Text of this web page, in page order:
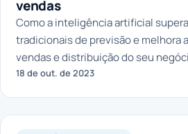
vendas
Como a inteligência artificial
tradicionais de previsão e melhora
vendas e distribuição do seu
18 de out. de 2023